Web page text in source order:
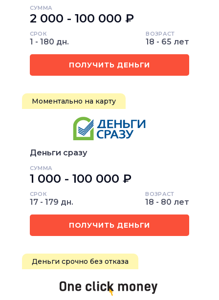
СУММА
2 000 - 100 000 ₽
СРОК
1 - 180 дн.
ВОЗРАСТ
18 - 65 лет
ПОЛУЧИТЬ ДЕНЬГИ
Моментально на карту
Деньги сразу
СУММА
1 000 - 100 000 ₽
СРОК
17 - 179 дн.
ВОЗРАСТ
18 - 80 лет
ПОЛУЧИТЬ ДЕНЬГИ
Деньги срочно без отказа